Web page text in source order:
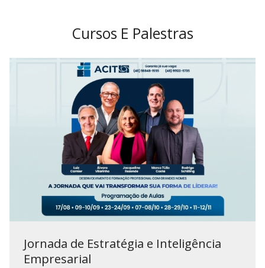
Cursos E Palestras
Jornada de Estratégia e Inteligência
Empresarial